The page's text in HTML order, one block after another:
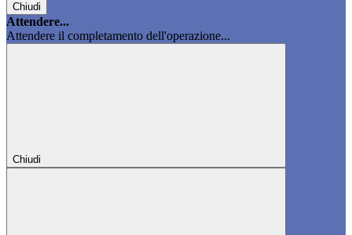
Chiudi
Attendere...
Attendere il completamento dell'operazione...
Chiudi